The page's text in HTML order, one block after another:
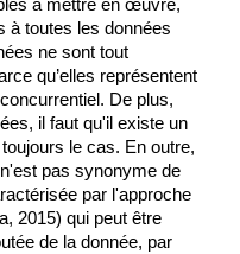
à mettre en œuvre,
à toutes les données
ne sont tout
qu’elles représentent
De plus,
il faut qu'il existe un
le cas. En outre,
pas synonyme de
par l'approche
2015) qui peut être
de la donnée, par